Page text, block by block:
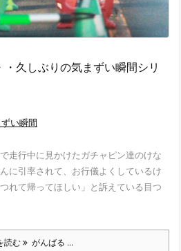
久しぶりの気まずい瞬間シリ
い瞬間
走行中に見かけたガチャピン達のけな
に引率されて、お行儀よくしているけ
れて帰ってほしい」と訴えている目つ
読む がんばる ...